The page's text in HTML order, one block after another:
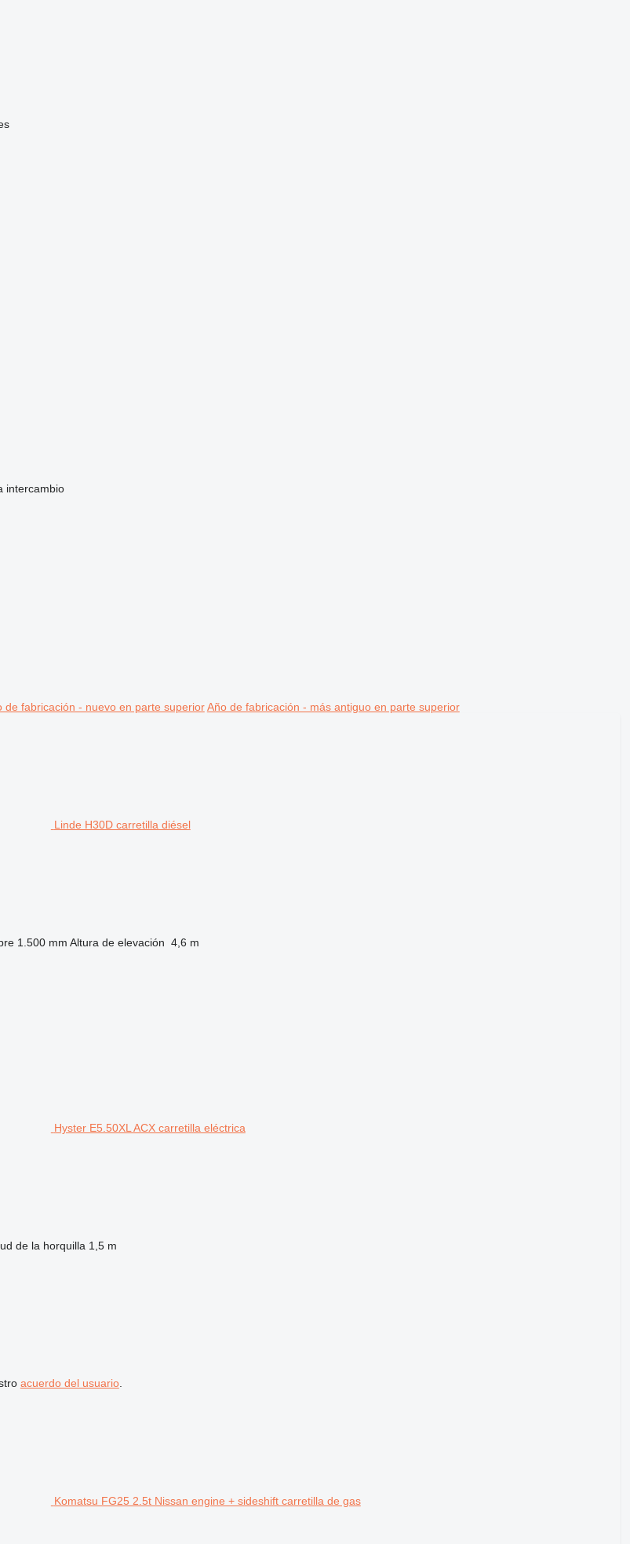
intercambio
de fabricación - nuevo en parte superior Año de fabricación - más antiguo en parte superior
Linde H30D carretilla diésel
1.500 mm Altura de elevación 4,6 m
Hyster E5.50XL ACX carretilla eléctrica
de la horquilla 1,5 m
acuerdo del usuario.
Komatsu FG25 2.5t Nissan engine + sideshift carretilla de gas